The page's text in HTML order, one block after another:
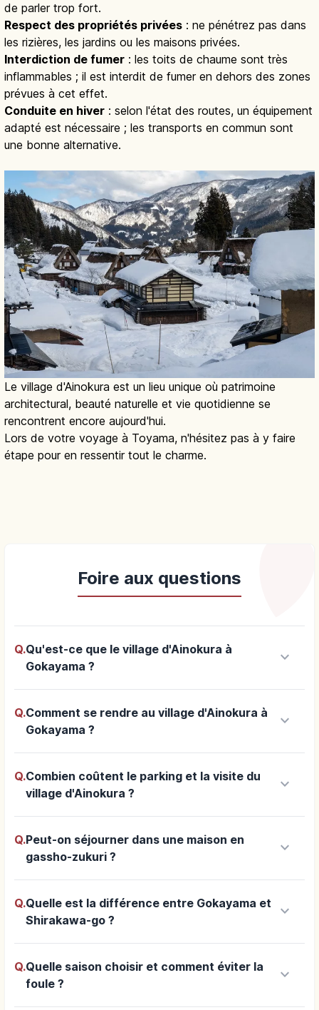
de parler trop fort.
Respect des propriétés privées : ne pénétrez pas dans
les rizières, les jardins ou les maisons privées.
Interdiction de fumer : les toits de chaume sont très
inflammables ; il est interdit de fumer en dehors des zones
prévues à cet effet.
Conduite en hiver : selon l'état des routes, un équipement
adapté est nécessaire ; les transports en commun sont
une bonne alternative.
Le village d'Ainokura est un lieu unique où patrimoine
architectural, beauté naturelle et vie quotidienne se
rencontrent encore aujourd'hui.
Lors de votre voyage à Toyama, n'hésitez pas à y faire
étape pour en ressentir tout le charme.
Foire aux questions
Q.Qu'est-ce que le village d'Ainokura à
Gokayama ?
keyboard_arrow_down
Q.Comment se rendre au village d'Ainokura à
Gokayama ?
keyboard_arrow_down
Q.Combien coûtent le parking et la visite du
village d'Ainokura ?
keyboard_arrow_down
Q.Peut-on séjourner dans une maison en
gassho-zukuri ?
keyboard_arrow_down
Q.Quelle est la différence entre Gokayama et
Shirakawa-go ?
keyboard_arrow_down
Q.Quelle saison choisir et comment éviter la
foule ?
keyboard_arrow_down